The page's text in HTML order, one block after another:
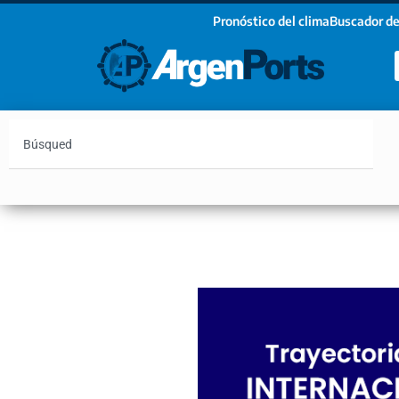
Pronóstico del climaBuscador
¡Sumate a nuestro Newsletter!
Email
Estoy de acuerdo con las condiciones y políticas